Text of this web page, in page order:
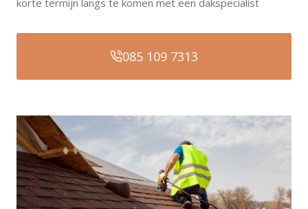
korte termijn langs te komen met een dakspecialist
085 109 7313